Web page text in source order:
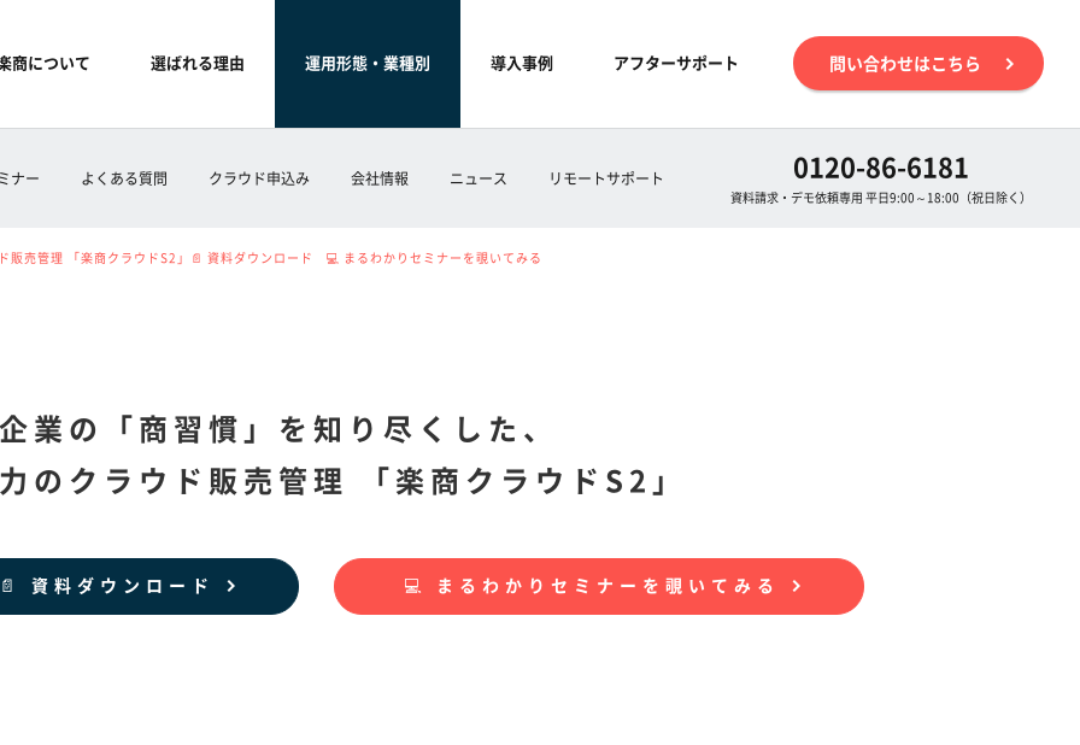
商について 選ばれる理由 運用形態・業種別 導入事例 アフターサポート 問い合わせはこちら
ナー よくある質問 クラウド申込み 会社情報 ニュース リモートサポート 0120-86-6181
資料請求・デモ依頼専用 平日9:00～18:00（祝日除く）
販売管理 「楽商クラウドS2」📄 資料ダウンロード 💻 まるわかりセミナーを覗いてみる
業の「商習慣」を知り尽くした、
のクラウド販売管理 「楽商クラウドS2」
資料ダウンロード 💻 まるわかりセミナーを覗いてみる